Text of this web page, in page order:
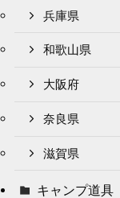
兵庫県
和歌山県
大阪府
奈良県
滋賀県
キャンプ道具